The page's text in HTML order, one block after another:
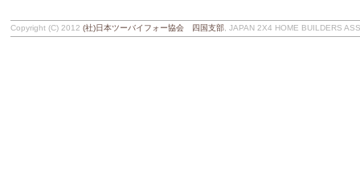
Copyright (C) 2012 (社)日本ツーバイフォー協会 四国支部 , JAPAN 2X4 HOME BUILDERS